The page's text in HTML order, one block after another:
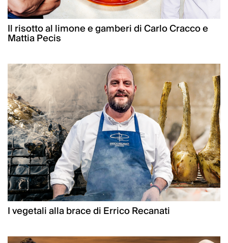
Il risotto al limone e gamberi di Carlo Cracco e
Mattia Pecis
I vegetali alla brace di Errico Recanati